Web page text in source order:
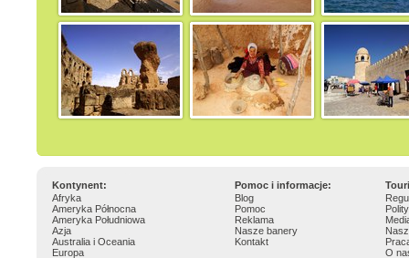
Kontynent: Pomoc i informacje:
Afryka
Ameryka Północna
Ameryka Południowa
Azja
Australia i Oceania
Europa
Blog
Pomoc
Reklama
Nasze banery
Kontakt
O